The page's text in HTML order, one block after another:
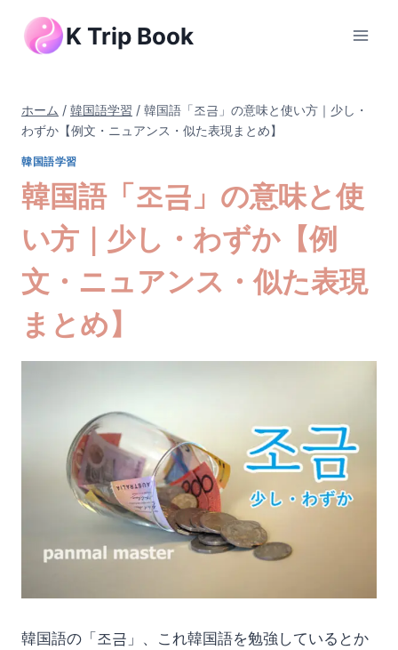
K Trip Book
ホーム / 韓国語学習 / 韓国語「조금」の意味と使い方｜少し・
わずか【例文・ニュアンス・似た表現まとめ】
韓国語学習
韓国語「조금」の意味と使
い方｜少し・わずか【例
文・ニュアンス・似た表現
まとめ】
韓国語の「조금」、これ韓国語を勉強しているとか